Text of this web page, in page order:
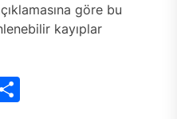
göre bu
kayıplar